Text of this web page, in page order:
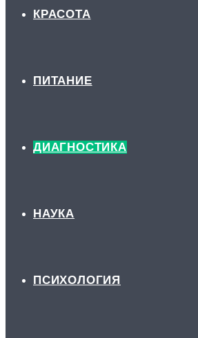
КРАСОТА
ПИТАНИЕ
ДИАГНОСТИКА
НАУКА
ПСИХОЛОГИЯ